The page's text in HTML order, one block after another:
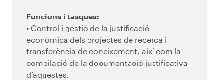
Funcions i tasques:
• Control i gestió de la justificació
econòmica dels projectes de recerca i
transferència de coneixement, així com la
compilació de la documentació justificativa
d’aquestes.